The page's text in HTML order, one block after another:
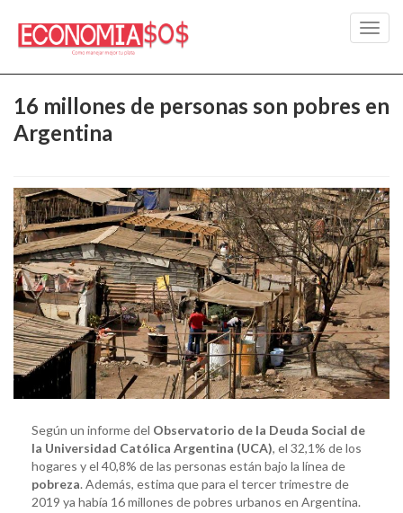
16 millones de personas son pobres en
Argentina
Según un informe del Observatorio de la Deuda Social de
la Universidad Católica Argentina (UCA), el 32,1% de los
hogares y el 40,8% de las personas están bajo la línea de
pobreza. Además, estima que para el tercer trimestre de
2019 ya había 16 millones de pobres urbanos en Argentina.